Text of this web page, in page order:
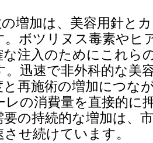
増加は、美容用針と
。ボツリヌス毒素やヒ
な注入のためにこれら
。迅速で非外科的な美
と再施術の増加につな
の消費量を直接的に
の持続的な増加は、
せ続けています。